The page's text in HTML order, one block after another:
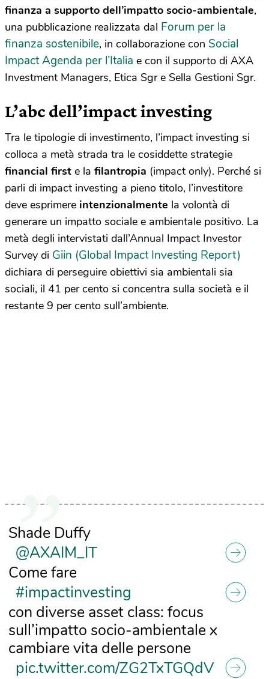
finanza a supporto dell’impatto socio-ambientale,
una pubblicazione realizzata dal Forum per la
finanza sostenibile, in collaborazione con Social
Impact Agenda per l’Italia e con il supporto di AXA
Investment Managers, Etica Sgr e Sella Gestioni Sgr.
L’abc dell’impact investing
Tra le tipologie di investimento, l’impact investing si
colloca a metà strada tra le cosiddette strategie
financial first e la filantropia (impact only). Perché si
parli di impact investing a pieno titolo, l’investitore
deve esprimere intenzionalmente la volontà di
generare un impatto sociale e ambientale positivo. La
metà degli intervistati dall’Annual Impact Investor
Survey di Giin (Global Impact Investing Report)
dichiara di perseguire obiettivi sia ambientali sia
sociali, il 41 per cento si concentra sulla società e il
restante 9 per cento sull’ambiente.
Shade Duffy
@AXAIM_IT
Come fare
#impactinvesting
con diverse asset class: focus
sull’impatto socio-ambientale x
cambiare vita delle persone
pic.twitter.com/ZG2TxTGQdV